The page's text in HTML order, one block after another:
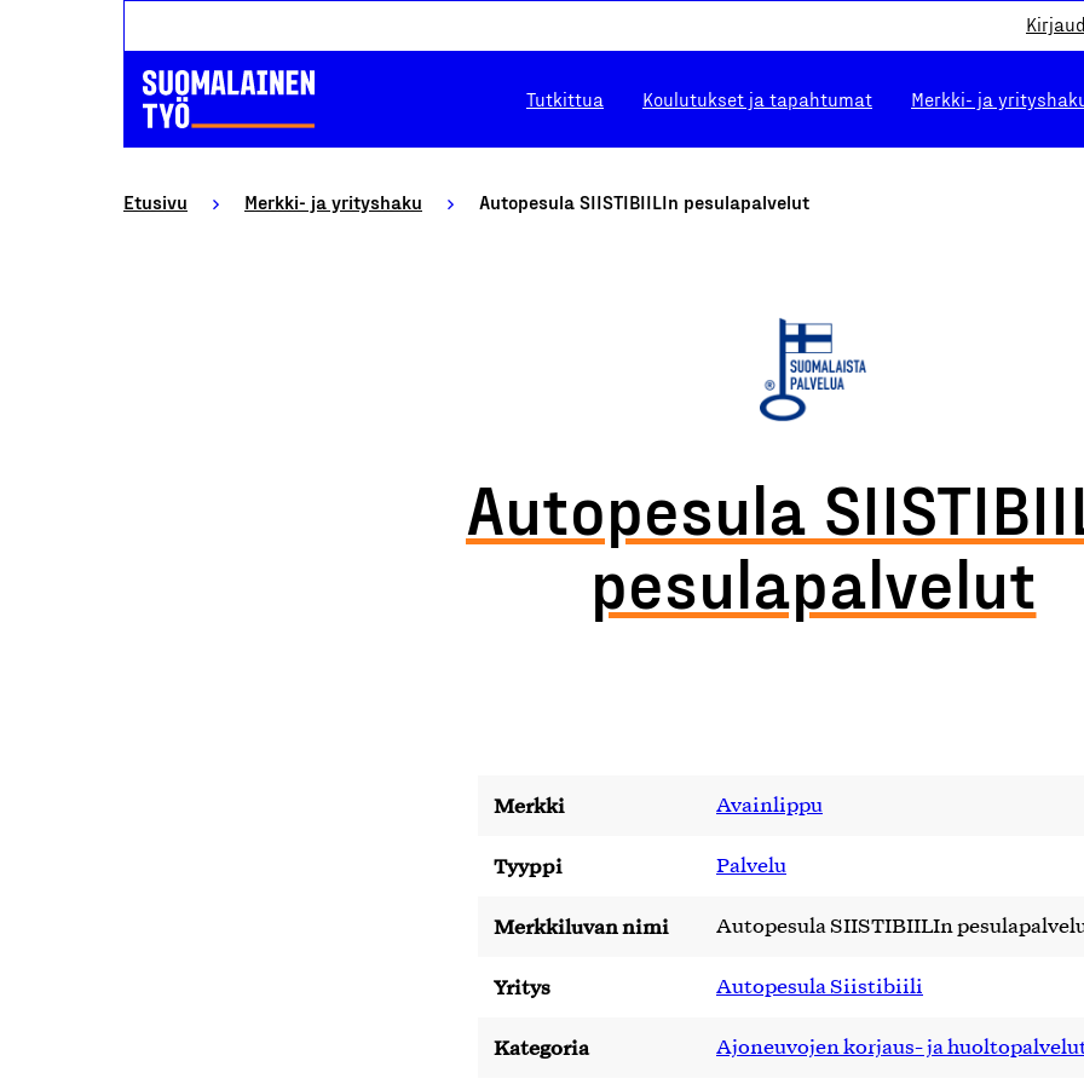
Tutkittua Koulutukset ja tapahtumat Merkki- ja
Etusivu Merkki- ja yrityshaku Autopesula SIISTIBIILIn pesulapalvelut
Autopesula
pesulapalvelut
Merkki Avainlippu
Tyyppi Palvelu
Merkkiluvan nimi Autopesula SIISTIBIILIn
Yritys Autopesula Siistibiili
Kategoria Ajoneuvojen korjaus- ja